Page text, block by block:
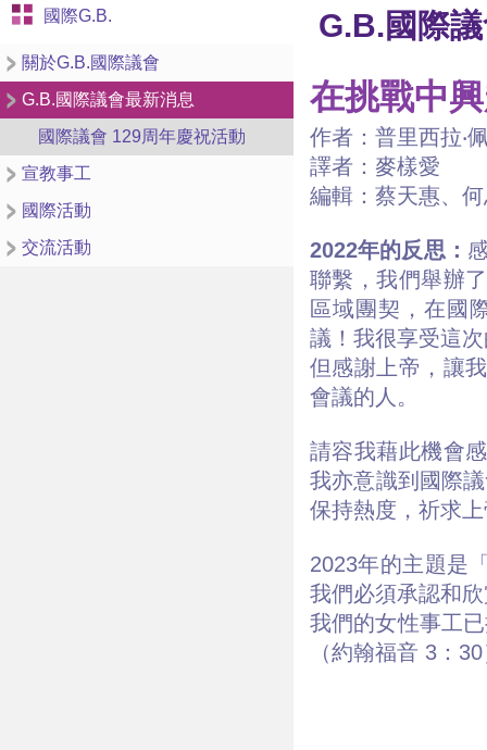
國際G.B.
關於G.B.國際議會
G.B.國際議會最新消息
國際議會 129周年慶祝活動
宣教事工
國際活動
交流活動
G.B.國際
在挑戰中
作者：普里西拉‧
譯者：麥樣愛
編輯：蔡天惠、
2022年的反思：
聯繫，我們舉辦
區域團契，在國
議！我很享受這
但感謝上帝，讓
會議的人。
請容我藉此機會
我亦意識到國際
保持熱度，祈求
2023年的主題是
我們必須承認和
我們的女性事工
（約翰福音 3：